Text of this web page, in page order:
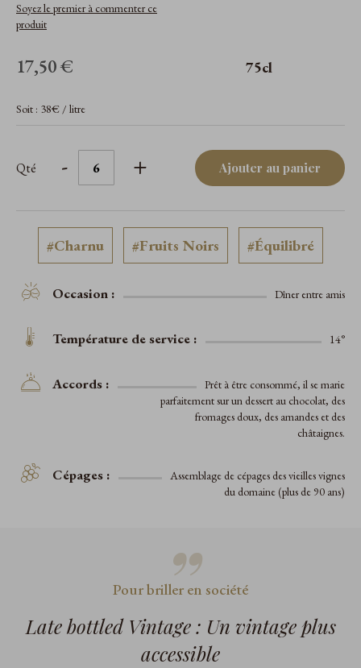
75cl
Soyez le premier à commenter ce
produit
17,50 €
Soit : 38€ / litre
Qté - + Ajouter au panier
#Charnu #Fruits Noirs #Équilibré
Occasion : Dîner entre amis
Température de service : 14°
Accords :
Prêt à être consommé, il se marie
parfaitement sur un dessert au chocolat, des
fromages doux, des amandes et des
châtaignes.
Cépages :
Assemblage de cépages des vieilles vignes
du domaine (plus de 90 ans)
Pour briller en société
Late bottled Vintage : Un vintage plus
accessible